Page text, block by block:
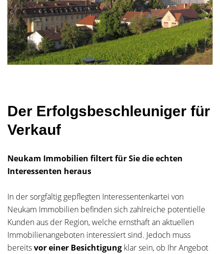
Der Erfolgsbeschleuniger für
Verkauf
Neukam Immobilien filtert für Sie die echten
Interessenten heraus
In der sorgfältig gepflegten Interessentenkartei von
Neukam Immobilien befinden sich zahlreiche potentielle
Kunden aus der Region, welche ernsthaft an aktuellen
Immobilienangeboten interessiert sind. Jedoch muss
bereitsvor einer Besichtigung klar sein, ob Ihr Angebot